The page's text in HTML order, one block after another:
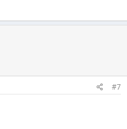
#7